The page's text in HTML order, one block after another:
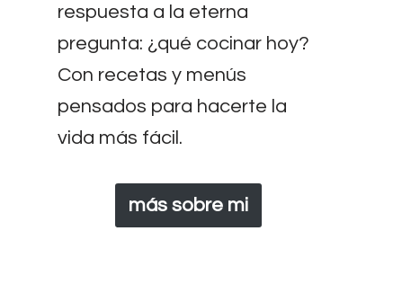
respuesta a la eterna
pregunta: ¿qué cocinar hoy?
Con recetas y menús
pensados para hacerte la
vida más fácil.
más sobre mi